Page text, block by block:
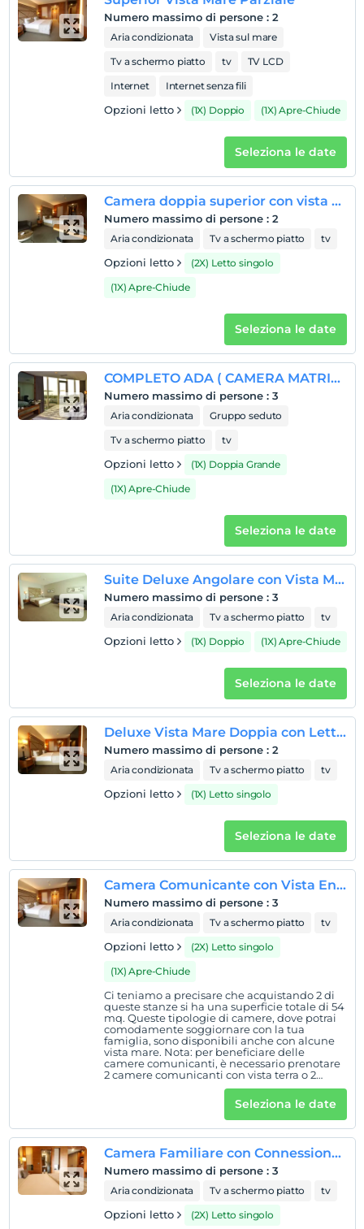
Numero massimo di persone : 2
Aria condizionata
Vista sul mare
Tv a schermo piatto
tv
TV LCD
Internet
Internet senza fili
Opzioni letto (1X) Doppio (1X) Apre-Chiude
Seleziona le date
Camera doppia superior con vista mare parziale
Numero massimo di persone : 2
Aria condizionata Tv a schermo piatto tv
Opzioni letto
(2X) Letto singolo
(1X) Apre-Chiude
Seleziona le date
COMPLETO ADA ( CAMERA MATRIMONIALE )
Numero massimo di persone : 3
Aria condizionata
Gruppo seduto
Tv a schermo piatto
tv
Opzioni letto
(1X) Doppia Grande
(1X) Apre-Chiude
Seleziona le date
Suite Deluxe Angolare con Vista Mare Parziale
Numero massimo di persone : 3
Aria condizionata Tv a schermo piatto tv
Opzioni letto (1X) Doppio (1X) Apre-Chiude
Seleziona le date
Deluxe Vista Mare Doppia con Letti Singoli
Numero massimo di persone : 2
Aria condizionata Tv a schermo piatto tv
Opzioni letto (1X) Letto singolo
Seleziona le date
Camera Comunicante con Vista Entroterra
Numero massimo di persone : 3
Aria condizionata Tv a schermo piatto tv
Opzioni letto
(2X) Letto singolo
(1X) Apre-Chiude
Ci teniamo a precisare che acquistando 2 di
queste stanze si ha una superficie totale di 54
mq. Queste tipologie di camere, dove potrai
comodamente soggiornare con la tua
famiglia, sono disponibili anche con alcune
vista mare. Nota: per beneficiare delle
camere comunicanti, è necessario prenotare
2 camere comunicanti con vista terra o 2
camere comunicanti con vista mare parziale.
Seleziona le date
Camera Familiare con Connessione Parziale alla Villa sul Mare
Numero massimo di persone : 3
Aria condizionata Tv a schermo piatto tv
Opzioni letto
(2X) Letto singolo